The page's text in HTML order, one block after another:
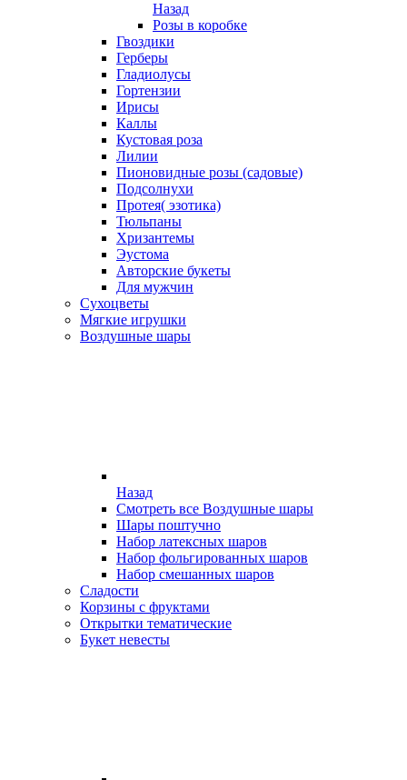
Назад
Розы в коробке
Гвоздики
Герберы
Гладиолусы
Гортензии
Ирисы
Каллы
Кустовая роза
Лилии
Пионовидные розы (садовые)
Подсолнухи
Протея( эзотика)
Тюльпаны
Хризантемы
Эустома
Авторские букеты
Для мужчин
Сухоцветы
Мягкие игрушки
Воздушные шары
Назад
Смотреть все Воздушные шары
Шары поштучно
Набор латексных шаров
Набор фольгированных шаров
Набор смешанных шаров
Сладости
Корзины с фруктами
Открытки тематические
Букет невесты